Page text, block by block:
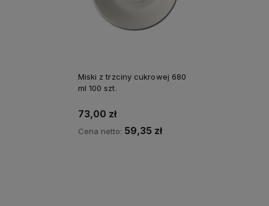
Miski z trzciny cukrowej 680
ml 100 szt.
73,00 zł
Cena netto: 59,35 zł